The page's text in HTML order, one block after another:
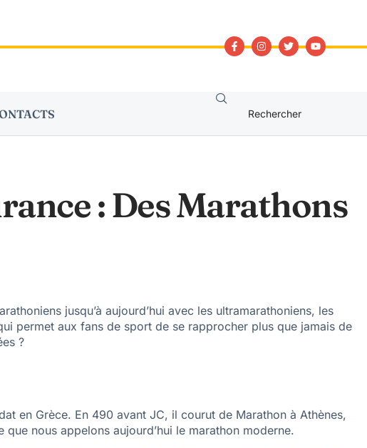
: Des Marathons
jusqu’à aujourd’hui avec les ultramarathoniens, les
permet aux fans de sport de se rapprocher plus que jamais de
?
en Grèce. En 490 avant JC, il courut de Marathon à Athènes,
nous appelons aujourd’hui le marathon moderne.